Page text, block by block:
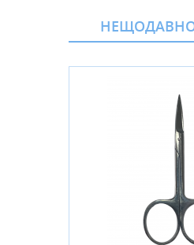
НЕЩОДАВНО